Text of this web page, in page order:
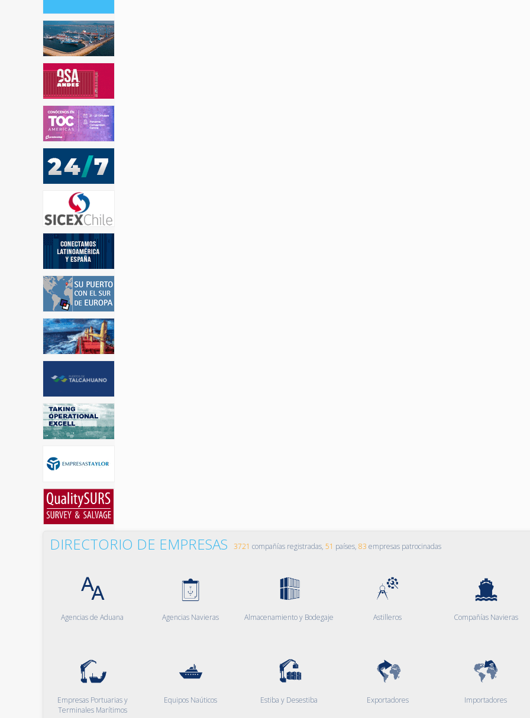
DIRECTORIO DE EMPRESAS 3721 compañías registradas, 51 países, 83 empresas patrocinadas
Agencias de Aduana Agencias Navieras Almacenamiento y Bodegaje Astilleros Compañías Navieras
Empresas Portuarias y
Terminales Marítimos
Equipos Naúticos Estiba y Desestiba Exportadores Importadores